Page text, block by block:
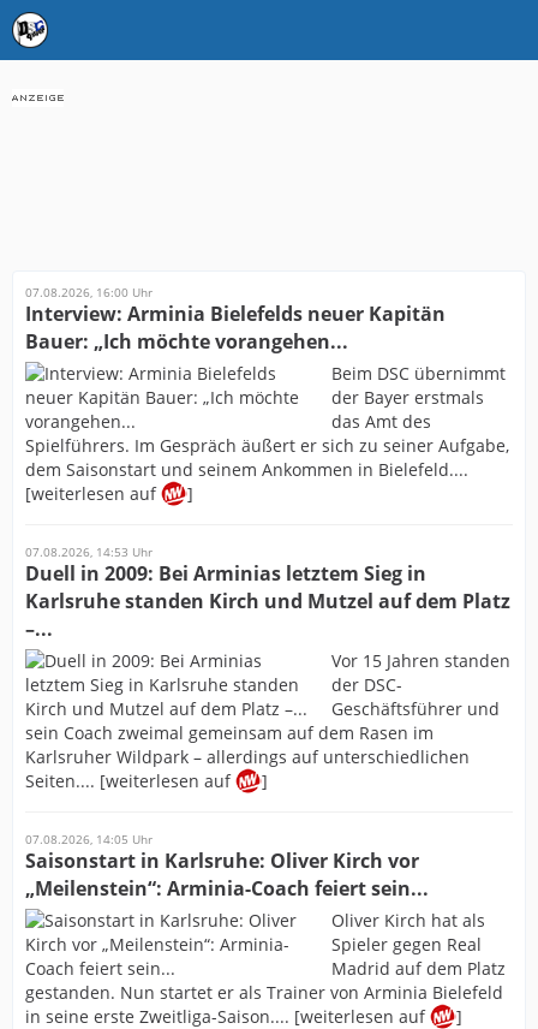
07.08.2026, 16:00 Uhr
Interview: Arminia Bielefelds neuer Kapitän
Bauer: „Ich möchte vorangehen...
Beim DSC übernimmt
der Bayer erstmals
das Amt des
Spielführers. Im Gespräch äußert er sich zu seiner Aufgabe,
dem Saisonstart und seinem Ankommen in Bielefeld....
[weiterlesen auf
]
07.08.2026, 14:53 Uhr
Duell in 2009: Bei Arminias letztem Sieg in
Karlsruhe standen Kirch und Mutzel auf dem Platz
–...
Vor 15 Jahren standen
der DSC-
Geschäftsführer und
sein Coach zweimal gemeinsam auf dem Rasen im
Karlsruher Wildpark – allerdings auf unterschiedlichen
Seiten.... [weiterlesen auf
]
07.08.2026, 14:05 Uhr
Saisonstart in Karlsruhe: Oliver Kirch vor
„Meilenstein“: Arminia-Coach feiert sein...
Oliver Kirch hat als
Spieler gegen Real
Madrid auf dem Platz
gestanden. Nun startet er als Trainer von Arminia Bielefeld
in seine erste Zweitliga-Saison.... [weiterlesen auf
]